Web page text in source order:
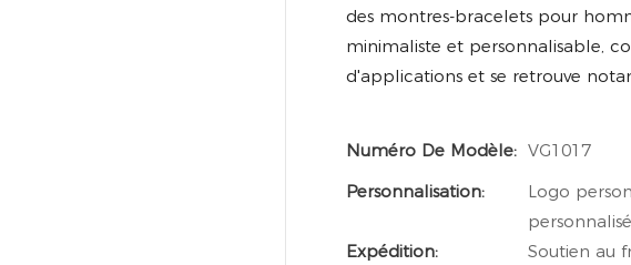
des montres-bracelets pour
minimaliste et personnalisable,
d'applications et se retrouve
Numéro De Modèle: VG1017
Personnalisation:
Logo
Expédition:
Soutien au